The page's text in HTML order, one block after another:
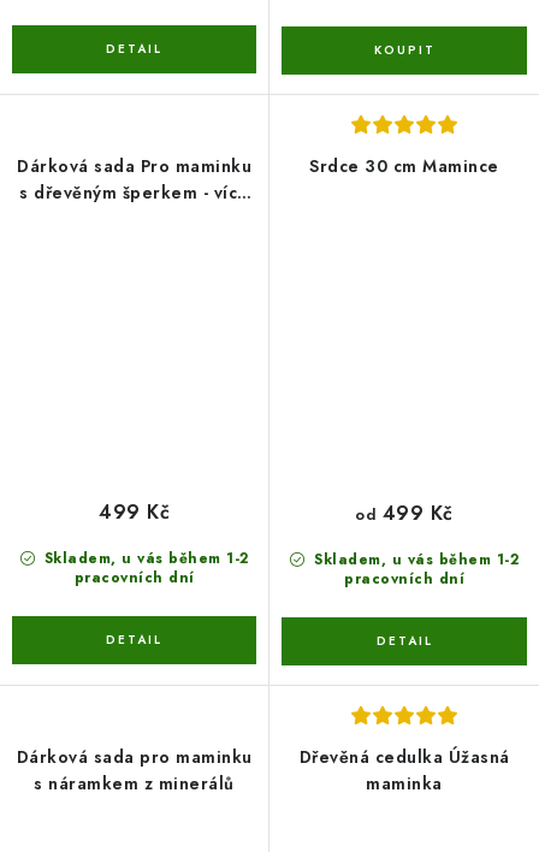
Dárková sada Pro maminku
s dřevěným šperkem - více
Skladem, u vás během 1-2
pracovních dní
499 Kč
Srdce 30 cm Mamince
Skladem, u vás během 1-2
pracovních dní
od 499 Kč
Dárková sada pro maminku
s náramkem z minerálů
Dřevěná cedulka Úžasná
maminka